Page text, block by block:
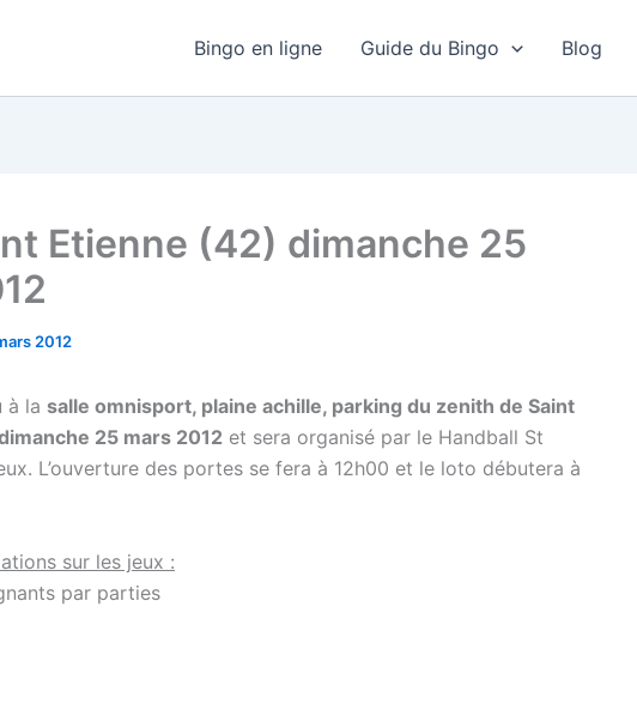
Bingo en ligne Guide du Bingo Blog
Etienne (42) dimanche 25
2012
à la salle omnisport, plaine achille, parking du zenith de Saint
25 mars 2012 et sera organisé par le Handball St
L’ouverture des portes se fera à 12h00 et le loto débutera à
sur les jeux :
par parties